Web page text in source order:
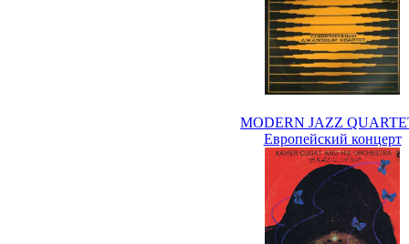
MODERN JAZZ
Европейский концерт